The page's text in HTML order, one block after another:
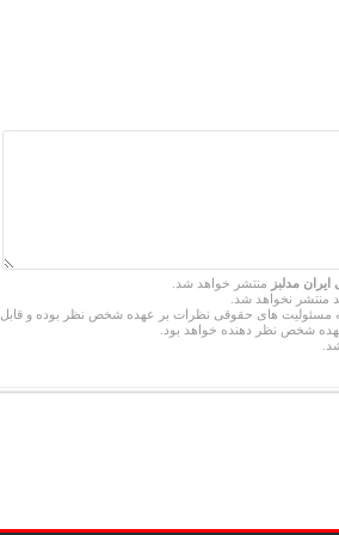
مدلبز منتشر خواهد شد.
منتشر نخواهد شد.
مسئولیت های حقوقی نظرات بر عهده شخص نظر بوده و قابل
شخص نظر دهنده خواهد بود.